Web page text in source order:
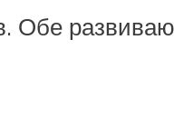
Обе